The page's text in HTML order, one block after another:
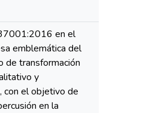
en el
emblemática del
de transformación
y
con el objetivo de
en la